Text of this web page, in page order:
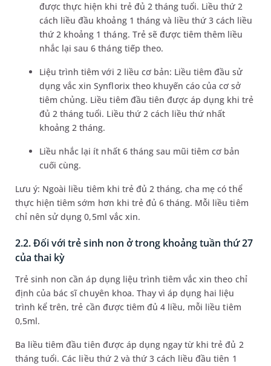
được thực hiện khi trẻ đủ 2 tháng tuổi. Liều thứ 2
cách liều đầu khoảng 1 tháng và liều thứ 3 cách liều
thứ 2 khoảng 1 tháng. Trẻ sẽ được tiêm thêm liều
nhắc lại sau 6 tháng tiếp theo.
Liệu trình tiêm với 2 liều cơ bản: Liều tiêm đầu sử
dụng vắc xin Synflorix theo khuyến cáo của cơ sở
tiêm chủng. Liều tiêm đầu tiên được áp dụng khi trẻ
đủ 2 tháng tuổi. Liều thứ 2 cách liều thứ nhất
khoảng 2 tháng.
Liều nhắc lại ít nhất 6 tháng sau mũi tiêm cơ bản
cuối cùng.
Lưu ý: Ngoài liều tiêm khi trẻ đủ 2 tháng, cha mẹ có thể
thực hiện tiêm sớm hơn khi trẻ đủ 6 tháng. Mỗi liều tiêm
chỉ nên sử dụng 0,5ml vắc xin.
2.2. Đối với trẻ sinh non ở trong khoảng tuần thứ 27
của thai kỳ
Trẻ sinh non cần áp dụng liệu trình tiêm vắc xin theo chỉ
định của bác sĩ chuyên khoa. Thay vì áp dụng hai liệu
trình kể trên, trẻ cần được tiêm đủ 4 liều, mỗi liều tiêm
0,5ml.
Ba liều tiêm đầu tiên được áp dụng ngay từ khi trẻ đủ 2
tháng tuổi. Các liều thứ 2 và thứ 3 cách liều đầu tiên 1